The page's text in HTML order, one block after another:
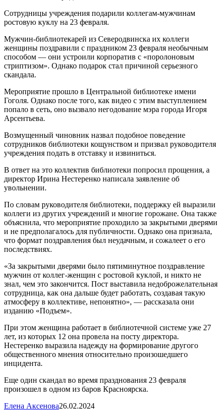
Сотрудницы учреждения подарили коллегам-мужчинам
ростовую куклу на 23 февраля.
Мужчин-библиотекарей из Северодвинска их коллеги
женщины поздравили с праздником 23 февраля необычным
способом — они устроили корпоратив с «поролоновым
стриптизом». Однако подарок стал причиной серьезного
скандала.
Мероприятие прошло в Центральной библиотеке имени
Гоголя. Однако после того, как видео с этим выступлением
попало в сеть, оно вызвало негодование мэра города Игоря
Арсентьева.
Возмущенный чиновник назвал подобное поведение
сотрудников библиотеки кощунством и призвал руководителя
учреждения подать в отставку и извиниться.
В ответ на это коллектив библиотеки попросил прощения, а
директор Ирина Нестеренко написала заявление об
увольнении.
По словам руководителя библиотеки, поддержку ей выразили
коллеги из других учреждений и многие горожане. Она также
объяснила, что мероприятие проходило за закрытыми дверями
и не предполагалось для публичности. Однако она признала,
что формат поздравления был неудачным, и сожалеет о его
последствиях.
«За закрытыми дверями было пятиминутное поздравление
мужчин от коллег-женщин с ростовой куклой, и никто не
знал, чем это закончится. Пост выставила недоброжелательная
сотрудница, как она дальше будет работать, создавая такую
атмосферу в коллективе, непонятно», — рассказала они
изданию «Подъем».
При этом женщина работает в библиотечной системе уже 27
лет, из которых 12 она провела на посту директора.
Нестеренко выразила надежду на формирование другого
общественного мнения относительно произошедшего
инцидента.
Еще один скандал во время празднования 23 февраля
произошел в одном из баров Красноярска.
Елена Аксенова26.02.2024